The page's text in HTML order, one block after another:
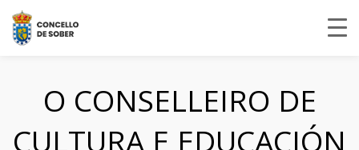
O CONSELLEIRO DE
CULTURA E EDUCACIÓN